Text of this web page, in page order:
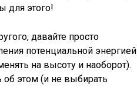
для этого!
давайте просто
потенциальной энергией
на высоту и наоборот).
об этом (и не выбирать